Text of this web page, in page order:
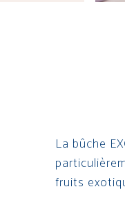
La bûche
fruits